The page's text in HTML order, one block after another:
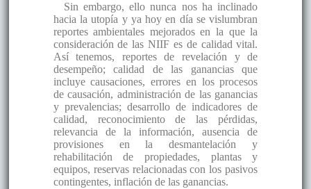
Sin embargo, ello nunca nos ha inclinado
hacia la utopía y ya hoy en día se vislumbran
reportes ambientales mejorados en la que la
consideración de las NIIF es de calidad vital.
Así tenemos, reportes de revelación y de
desempeño; calidad de las ganancias que
incluye causaciones, errores en los procesos
de causación, administración de las ganancias
y prevalencias; desarrollo de indicadores de
calidad, reconocimiento de las pérdidas,
relevancia de la información, ausencia de
provisiones en la desmantelación y
rehabilitación de propiedades, plantas y
equipos, reservas relacionadas con los pasivos
contingentes, inflación de las ganancias.